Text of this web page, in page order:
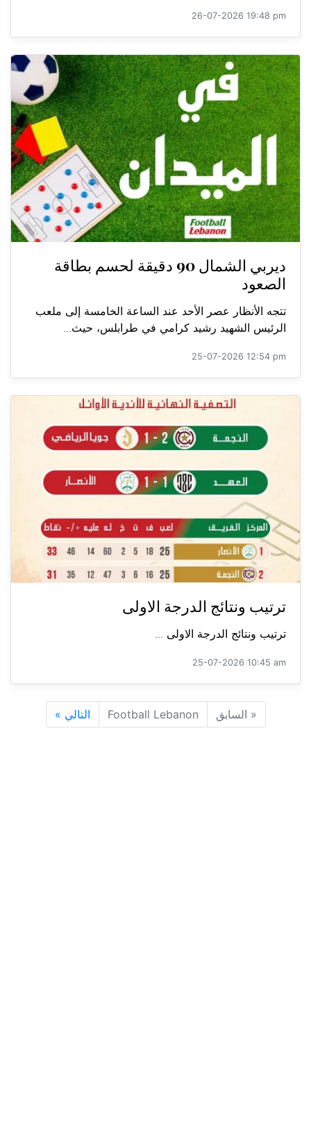
26-07-2026 19:48 pm
ديربي الشمال 90 دقيقة لحسم بطاقة
الصعود
تتجه الأنظار عصر الأحد عند الساعة الخامسة إلى ملعب
الرئيس الشهيد رشيد كرامي في طرابلس، حيث...
25-07-2026 12:54 pm
ترتيب ونتائج الدرجة الاولى
ترتيب ونتائج الدرجة الاولى ...
25-07-2026 10:45 am
« السابق Football Lebanon التالي »